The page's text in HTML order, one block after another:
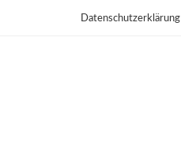
Datenschutzerklärung